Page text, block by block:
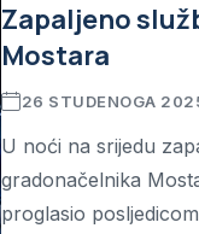
Zapaljeno
Mostara
26 STUDENOGA
U noći na srijedu
gradonačelnika
proglasio